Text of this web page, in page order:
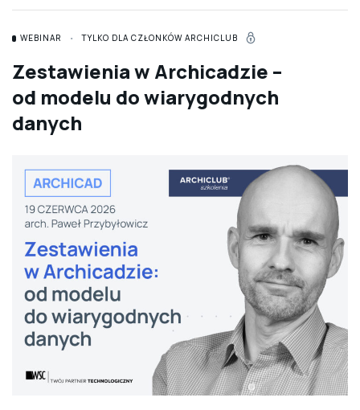
WEBINAR · TYLKO DLA CZŁONKÓW ARCHICLUB
Zestawienia w Archicadzie –
od modelu do wiarygodnych
danych